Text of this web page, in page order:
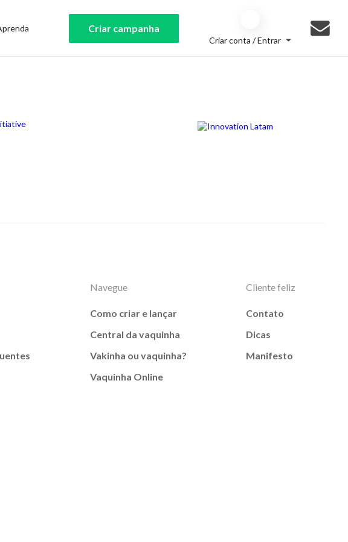
Criar campanha
Criar conta / Entrar
Navegue
Como criar e lançar
Central da vaquinha
Vakinha ou vaquinha?
Vaquinha Online
Cliente feliz
Contato
Dicas
Manifesto